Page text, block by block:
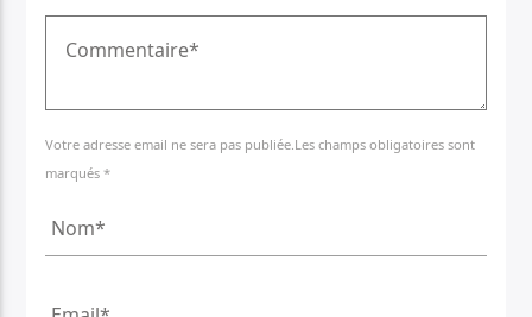
Votre adresse email ne sera pas publiée.Les champs obligatoires sont
marqués *